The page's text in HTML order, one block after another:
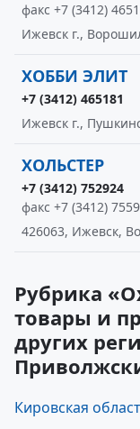
факс +7 (3412)
Ижевск г.,
ХОББИ ЭЛИТ
+7 (3412) 465181
Ижевск г.,
ХОЛЬСТЕР
+7 (3412) 752924
факс +7 (3412)
426063, Ижевск,
Рубрика
товары и
других
Кировская